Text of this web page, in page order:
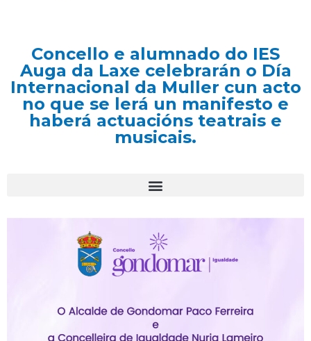
Concello e alumnado do IES
Auga da Laxe celebrarán o Día
Internacional da Muller cun acto
no que se lerá un manifesto e
haberá actuacións teatrais e
musicais.